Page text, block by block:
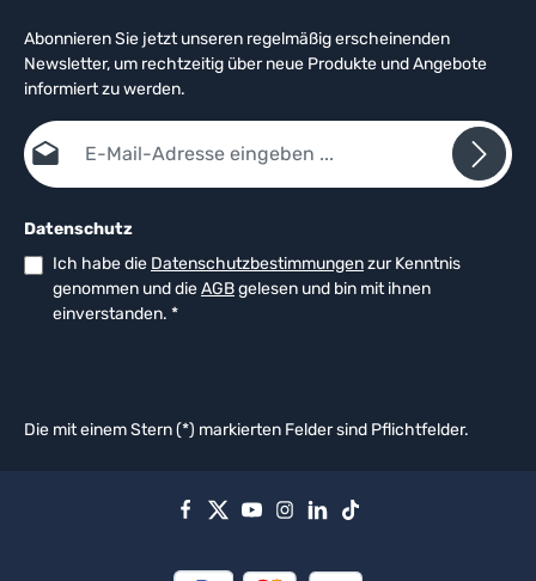
Abonnieren Sie jetzt unseren regelmäßig erscheinenden
Newsletter, um rechtzeitig über neue Produkte und Angebote
informiert zu werden.
E-Mail-Adresse*
Datenschutz
Ich habe die Datenschutzbestimmungenzur Kenntnis
genommen und dieAGBgelesen und bin mit ihnen
einverstanden. *
Die mit einem Stern (*) markierten Felder sind Pflichtfelder.